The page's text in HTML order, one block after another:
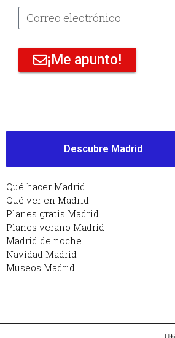
¡Me apunto!
Descubre Madrid
Qué hacer Madrid
Qué ver en Madrid
Planes gratis Madrid
Planes verano Madrid
Madrid de noche
Navidad Madrid
Museos Madrid